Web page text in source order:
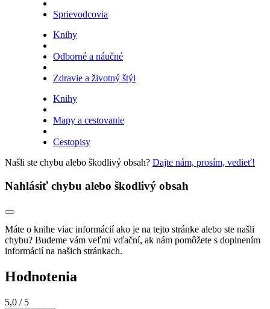
Sprievodcovia
Knihy
Odborné a náučné
Zdravie a životný štýl
Knihy
Mapy a cestovanie
Cestopisy
Našli ste chybu alebo škodlivý obsah? Dajte nám, prosím, vedieť!
Nahlásiť chybu alebo škodlivý obsah
Máte o knihe viac informácií ako je na tejto stránke alebo ste našli
chybu? Budeme vám veľmi vďační, ak nám pomôžete s doplnením
informácií na našich stránkach.
Hodnotenia
5,0 / 5